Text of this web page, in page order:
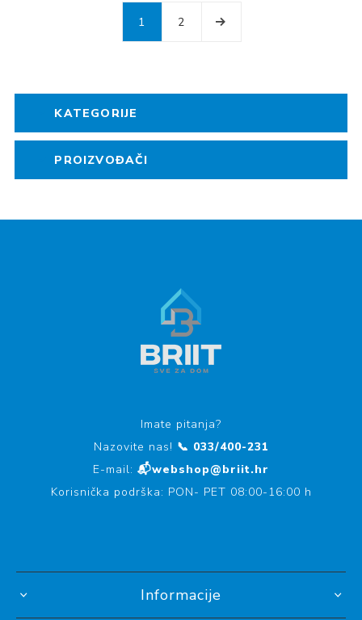
1 2
KATEGORIJE
PROIZVOĐAČI
Imate pitanja?
Nazovite nas! 📞 033/400-231
E-mail: 📬webshop@briit.hr
Korisnička podrška: PON- PET 08:00-16:00 h
Informacije